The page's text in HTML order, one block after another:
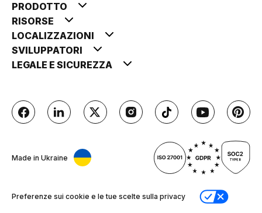
PRODOTTO
RISORSE
LOCALIZZAZIONI
SVILUPPATORI
LEGALE E SICUREZZA
Made in Ukraine
Preferenze sui cookie e le tue scelte sulla privacy